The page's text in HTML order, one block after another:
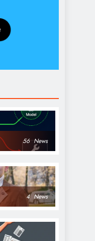
56 News
4 News